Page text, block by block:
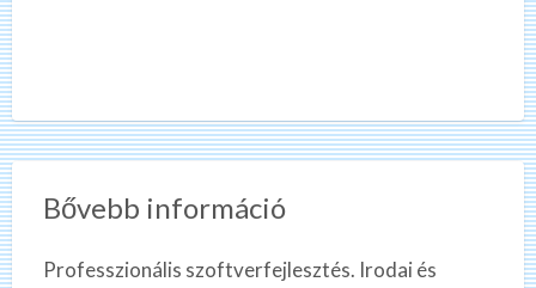
Bővebb információ
Professzionális szoftverfejlesztés. Irodai és